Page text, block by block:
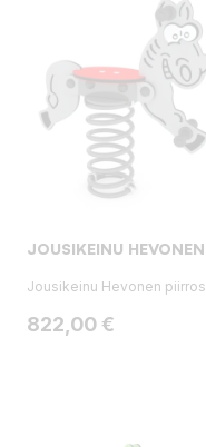
JOUSIKEINU HEVONEN
Jousikeinu Hevonen piirros
Hinta
822,00 €